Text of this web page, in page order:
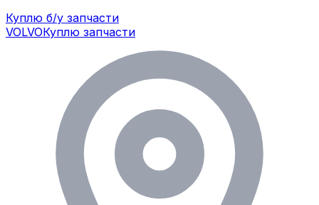
Куплю б/у запчасти
VOLVOКуплю запчасти